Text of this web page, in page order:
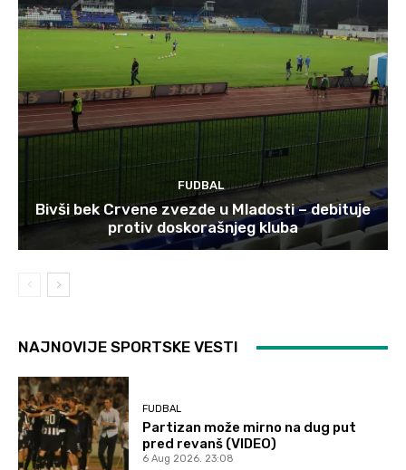
FUDBAL
Bivši bek Crvene zvezde u Mladosti – debituje
protiv doskorašnjeg kluba
NAJNOVIJE SPORTSKE VESTI
FUDBAL
Partizan može mirno na dug put
pred revanš (VIDEO)
6 Aug 2026. 23:08